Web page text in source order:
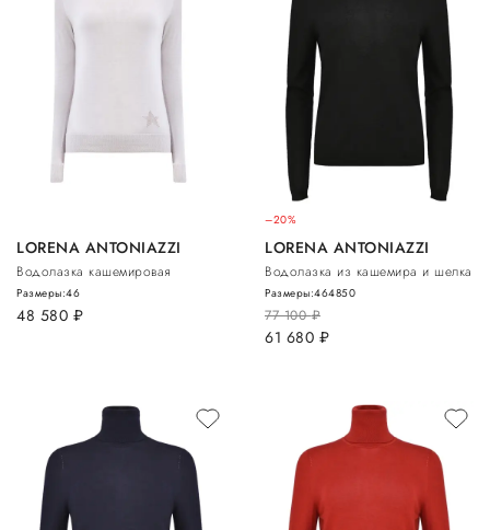
LORENA ANTONIAZZI
Водолазка кашемировая
48 580 руб.
Размеры:46
–20%
LORENA ANTONIAZZI
Водолазка из кашемира и шелка
77 100руб.
61 680 руб.
Размеры:464850